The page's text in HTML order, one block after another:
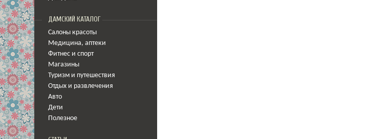
ДАМСКИЙ КАТАЛОГ
Салоны красоты
Медицина, аптеки
Фитнес и спорт
Магазины
Туризм и путешествия
Отдых и развлечения
Авто
Дети
Полезное